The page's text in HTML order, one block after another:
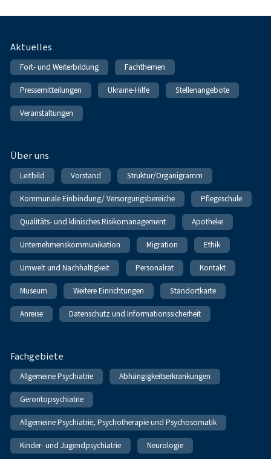
Fußnavigation
Aktuelles
Fort- und Weiterbildung Fachthemen
Pressemitteilungen Ukraine-Hilfe Stellenangebote
Veranstaltungen
Über uns
Leitbild Vorstand Struktur/Organigramm
Kommunale Einbindung/ Versorgungsbereiche Pflegeschule
Qualitäts- und klinisches Risikomanagement Apotheke
Unternehmenskommunikation Migration Ethik
Umwelt und Nachhaltigkeit Personalrat Kontakt
Museum Weitere Einrichtungen Standortkarte
Anreise Datenschutz und Informationssicherheit
Fachgebiete
Allgemeine Psychiatrie Abhängigkeitserkrankungen
Gerontopsychiatrie
Allgemeine Psychiatrie, Psychotherapie und Psychosomatik
Kinder- und Jugendpsychiatrie Neurologie